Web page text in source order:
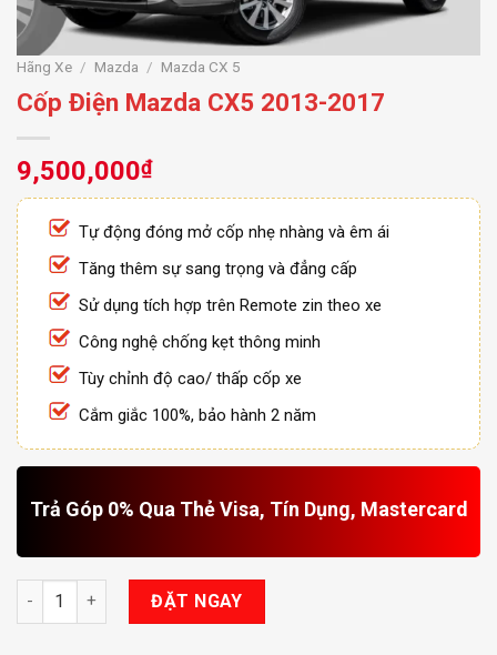
Hãng Xe / Mazda / Mazda CX 5
Cốp Điện Mazda CX5 2013-2017
9,500,000₫
Tự động đóng mở cốp nhẹ nhàng và êm ái
Tăng thêm sự sang trọng và đẳng cấp
Sử dụng tích hợp trên Remote zin theo xe
Công nghệ chống kẹt thông minh
Tùy chỉnh độ cao/ thấp cốp xe
Cắm giắc 100%, bảo hành 2 năm
Trả Góp 0% Qua Thẻ Visa, Tín Dụng, Mastercard
Cốp Điện Mazda CX5 2013-2017 số lượng
ĐẶT NGAY